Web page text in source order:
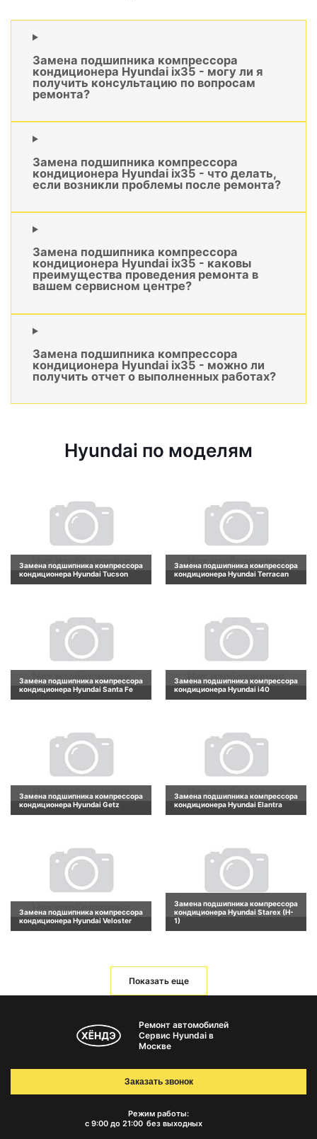
Замена подшипника компрессора
кондиционера Hyundai ix35 - могу ли я
получить консультацию по вопросам
ремонта?
Замена подшипника компрессора
кондиционера Hyundai ix35 - что делать,
если возникли проблемы после ремонта?
Замена подшипника компрессора
кондиционера Hyundai ix35 - каковы
преимущества проведения ремонта в
вашем сервисном центре?
Замена подшипника компрессора
кондиционера Hyundai ix35 - можно ли
получить отчет о выполненных работах?
Hyundai по моделям
Замена подшипника компрессора
кондиционера Hyundai Tucson
Замена подшипника компрессора
кондиционера Hyundai Terracan
Замена подшипника компрессора
кондиционера Hyundai Santa Fe
Замена подшипника компрессора
кондиционера Hyundai i40
Замена подшипника компрессора
кондиционера Hyundai Getz
Замена подшипника компрессора
кондиционера Hyundai Elantra
Замена подшипника компрессора
кондиционера Hyundai Veloster
Замена подшипника компрессора
кондиционера Hyundai Starex (H-
1)
Показать еще
Ремонт автомобилей
Сервис Hyundai в
Москве
Режим работы:
с 9:00 до 21:00 без выходных
Заказать звонок